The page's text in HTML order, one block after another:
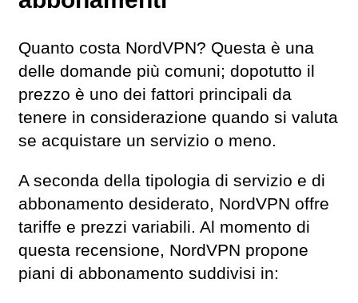
Quanto costa NordVPN? Questa è una
delle domande più comuni; dopotutto il
prezzo è uno dei fattori principali da
tenere in considerazione quando si valuta
se acquistare un servizio o meno.
A seconda della tipologia di servizio e di
abbonamento desiderato, NordVPN offre
tariffe e prezzi variabili. Al momento di
questa recensione, NordVPN propone
piani di abbonamento suddivisi in: